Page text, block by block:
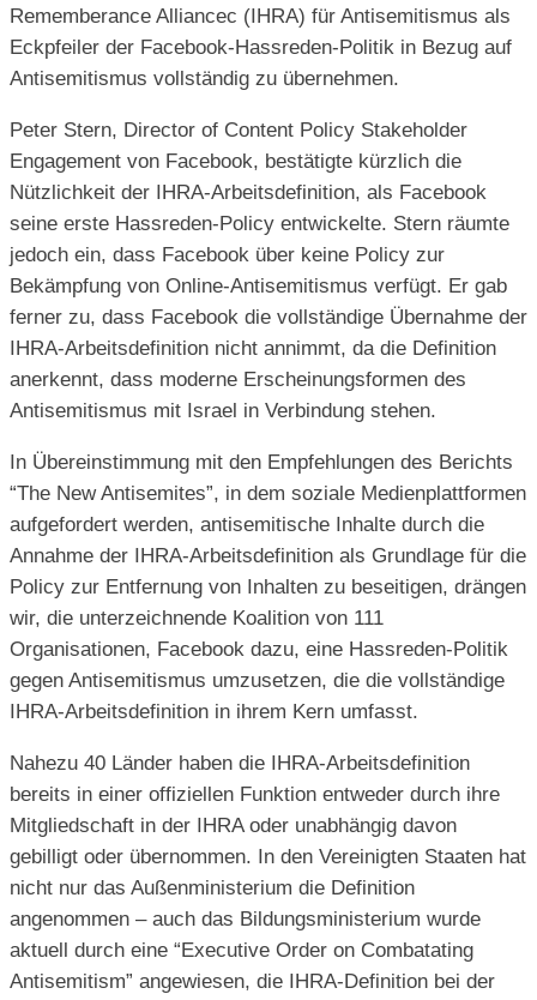
Rememberance Alliancec (IHRA) für Antisemitismus als
Eckpfeiler der Facebook-Hassreden-Politik in Bezug auf
Antisemitismus vollständig zu übernehmen.
Peter Stern, Director of Content Policy Stakeholder
Engagement von Facebook, bestätigte kürzlich die
Nützlichkeit der IHRA-Arbeitsdefinition, als Facebook
seine erste Hassreden-Policy entwickelte. Stern räumte
jedoch ein, dass Facebook über keine Policy zur
Bekämpfung von Online-Antisemitismus verfügt. Er gab
ferner zu, dass Facebook die vollständige Übernahme der
IHRA-Arbeitsdefinition nicht annimmt, da die Definition
anerkennt, dass moderne Erscheinungsformen des
Antisemitismus mit Israel in Verbindung stehen.
In Übereinstimmung mit den Empfehlungen des Berichts
“The New Antisemites”, in dem soziale Medienplattformen
aufgefordert werden, antisemitische Inhalte durch die
Annahme der IHRA-Arbeitsdefinition als Grundlage für die
Policy zur Entfernung von Inhalten zu beseitigen, drängen
wir, die unterzeichnende Koalition von 111
Organisationen, Facebook dazu, eine Hassreden-Politik
gegen Antisemitismus umzusetzen, die die vollständige
IHRA-Arbeitsdefinition in ihrem Kern umfasst.
Nahezu 40 Länder haben die IHRA-Arbeitsdefinition
bereits in einer offiziellen Funktion entweder durch ihre
Mitgliedschaft in der IHRA oder unabhängig davon
gebilligt oder übernommen. In den Vereinigten Staaten hat
nicht nur das Außenministerium die Definition
angenommen – auch das Bildungsministerium wurde
aktuell durch eine “Executive Order on Combatating
Antisemitism” angewiesen, die IHRA-Definition bei der